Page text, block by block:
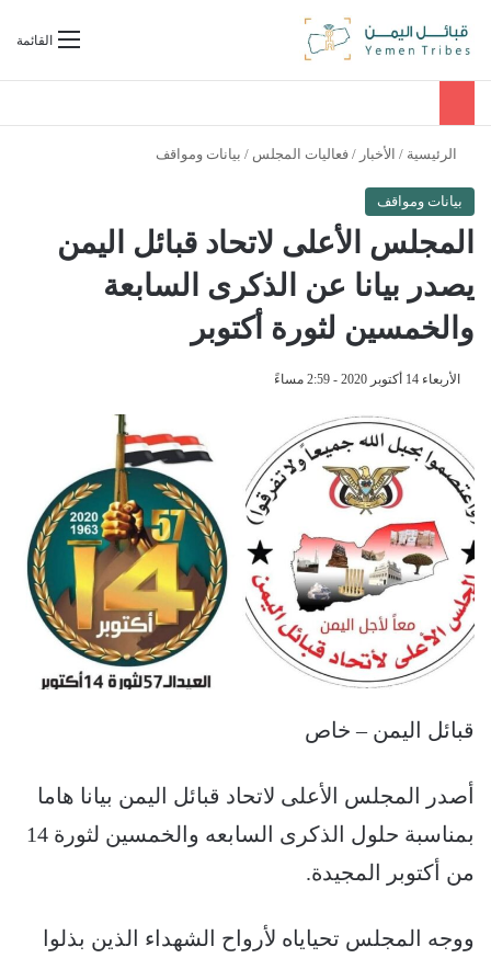
القائمةبحث عن
الرئيسية / الأخبار / فعاليات المجلس / بيانات ومواقف
بيانات ومواقف
المجلس الأعلى لاتحاد قبائل اليمن
يصدر بيانا عن الذكرى السابعة
والخمسين لثورة أكتوبر
الأربعاء 14 أكتوبر 2020 - 2:59 مساءً
قبائل اليمن – خاص
أصدر المجلس الأعلى لاتحاد قبائل اليمن بيانا هاما
بمناسبة حلول الذكرى السابعه والخمسين لثورة 14
من أكتوبر المجيدة.
ووجه المجلس تحياياه لأرواح الشهداء الذين بذلوا